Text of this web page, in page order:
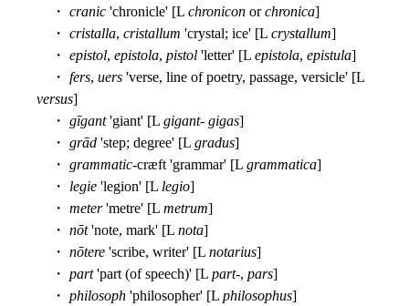
・ cranic 'chronicle' [L chronicon orchronica]
・ cristalla, cristallum 'crystal; ice' [L crystallum]
・ epistol, epistola, pistol 'letter' [L epistola, epistula]
・ fers, uers 'verse, line of poetry, passage, versicle' [L
versus]
・ gīgant'giant' [L gigant- gigas]
・ grād 'step; degree' [L gradus]
・ grammatic-cræft 'grammar' [L grammatica]
・ legie 'legion' [L legio]
・ meter'metre' [L metrum]
・ nōt'note, mark' [L nota]
・ nōtere 'scribe, writer' [L notarius]
・ part'part (of speech)' [L part-, pars]
・ philosoph 'philosopher' [L philosophus]